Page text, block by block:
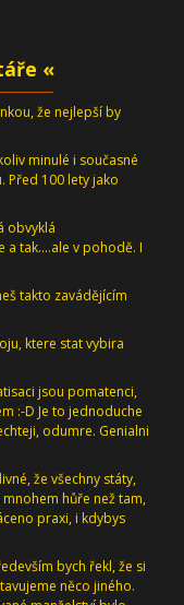
«
že nejlepší by
minulé i současné
Před 100 lety jako
obvyklá
a tak....ale v pohodě. I
takto zavádějícím
ktere stat vybira
jsou pomatenci,
:-D Je to jednoduche
odumre. Genialni
že všechny státy,
hůře než tam,
praxi, i kdybys
bych řekl, že si
něco jiného.